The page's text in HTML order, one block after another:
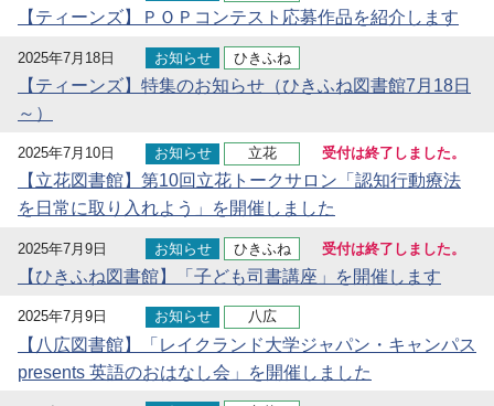
【ティーンズ】ＰＯＰコンテスト応募作品を紹介します
2025年7月18日 お知らせ ひきふね
【ティーンズ】特集のお知らせ（ひきふね図書館7月18日
～）
2025年7月10日 お知らせ 立花 受付は終了しました。
【立花図書館】第10回立花トークサロン「認知行動療法
を日常に取り入れよう」を開催しました
2025年7月9日 お知らせ ひきふね 受付は終了しました。
【ひきふね図書館】「子ども司書講座」を開催します
2025年7月9日 お知らせ 八広
【八広図書館】「レイクランド大学ジャパン・キャンパス
presents 英語のおはなし会」を開催しました